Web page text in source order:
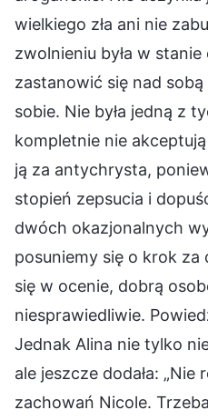
wielkiego zła ani nie
zwolnieniu była w
zastanowić się nad
sobie. Nie była jedną z
kompletnie nie
ją za antychrysta,
stopień zepsucia i
dwóch okazjonalnych
posuniemy się o krok za
się w ocenie, dobrą
niesprawiedliwie.
Jednak Alina nie tylko
ale jeszcze dodała:
zachowań Nicole.